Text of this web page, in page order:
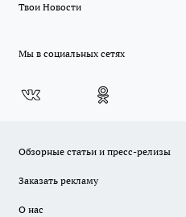
Твои Новости
Мы в социальных сетях
Обзорные статьи и пресс-релизы
Заказать рекламу
О нас